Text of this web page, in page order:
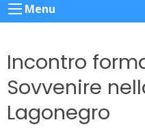
Menu
Incontro
Sovvenire
Lagonegro